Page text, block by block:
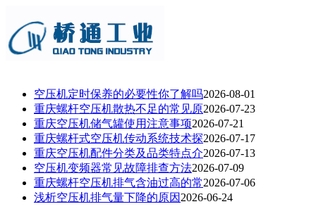
空压机定时保养的必要性你了解吗2026-08-01
重庆螺杆空压机散热不足的常见原2026-07-23
重庆空压机储气罐使用注意事项2026-07-21
重庆螺杆式空压机传动系统技术探2026-07-17
重庆空压机配件分类及品类特点介2026-07-13
空压机变频器常见故障排查方法2026-07-09
重庆螺杆空压机排气含油过高的常2026-07-06
浅析空压机排气量下降的原因 2026-06-24